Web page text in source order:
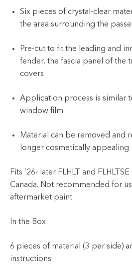
Six pieces of crystal-clear
the area surrounding the
Pre-cut to fit the leading and
fender, the fascia panel of the
covers
Application process is similar
window film
Material can be removed and
longer cosmetically appealing
Fits ’26- later FLHLT and
Canada. Not recommended for
aftermarket paint.
In the Box:
6 pieces of material (3 per side)
instructions